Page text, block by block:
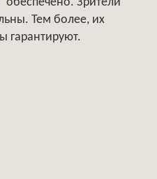
Тем более, их
гарантируют.